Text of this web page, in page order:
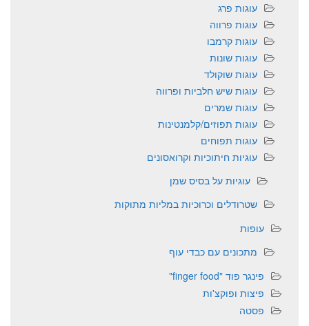
עוגות פרג
עוגות פרווה
עוגות קרמבו
עוגות שונות
עוגות שוקולד
עוגות שיש חלביות ופרווה
עוגות שמרים
עוגות תפוזים/קלמנטינות
עוגות תפוחים
עוגיות חיתוכיות וקרואסונים
עוגיות על בסיס שמן
שטרודלים וכרוכיות במליות מתוקות
עופות
מתכונים עם כבדי עוף
פינגר פוד "finger food"
פיצות ופוקצ'ות
פסטה